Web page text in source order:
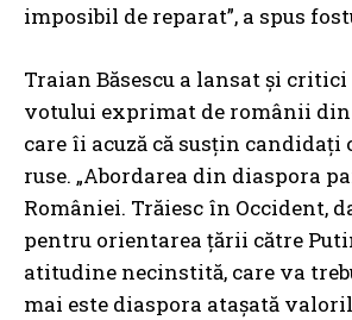
imposibil de reparat”, a spus
Traian Băsescu a lansat și critici
votului exprimat de românii din
care îi acuză că susțin candidați
ruse. „Abordarea din diaspora
României. Trăiesc în Occident,
pentru orientarea țării către
atitudine necinstită, care va
mai este diaspora atașată